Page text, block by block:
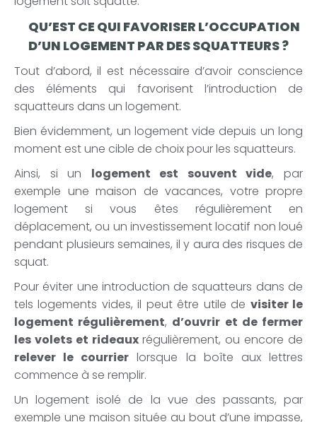
QU’EST CE QUI FAVORISER L’OCCUPATION
D’UN LOGEMENT PAR DES SQUATTEURS ?
Tout d’abord, il est nécessaire d’avoir conscience
des éléments qui favorisent l’introduction de
squatteurs dans un logement.
Bien évidemment, un logement vide depuis un long
moment est une cible de choix pour les squatteurs.
Ainsi, si un logement est souvent vide, par
exemple une maison de vacances, votre propre
logement si vous êtes régulièrement en
déplacement, ou un investissement locatif non loué
pendant plusieurs semaines, il y aura des risques de
squat.
Pour éviter une introduction de squatteurs dans de
tels logements vides, il peut être utile de visiter le
logement régulièrement, d’ouvrir et de fermer
les volets et rideauxrégulièrement, ou encore de
relever le courrier lorsque la boîte aux lettres
commence à se remplir.
Un logement isolé de la vue des passants, par
exemple une maison située au bout d’une impasse,